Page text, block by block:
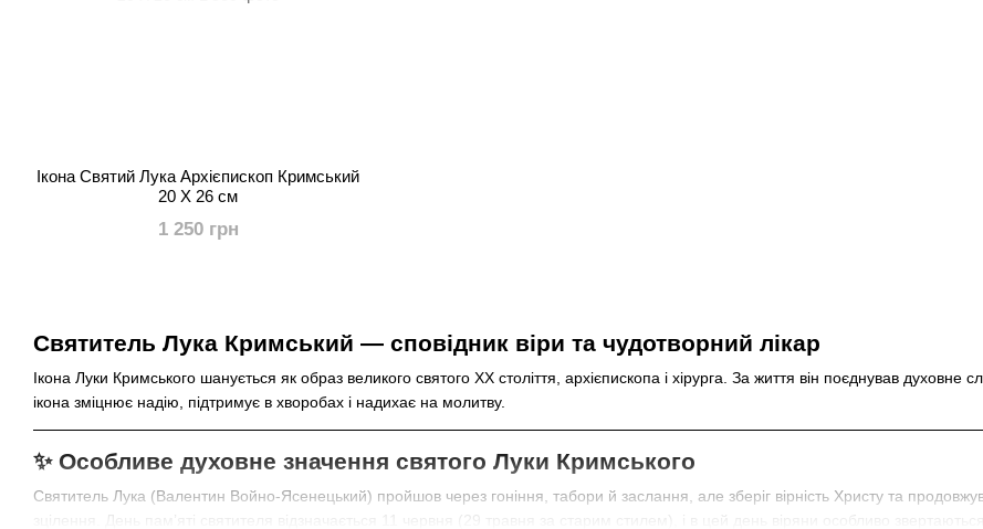
Святитель Лука Кримський — сповідник віри та чудотворний лікар
Ікона Луки Кримського шанується як образ великого святого ХХ століття, архієпископа і хірурга. За життя він поєднував
ікона зміцнює надію, підтримує в хворобах і надихає на молитву.
✨ Особливе духовне значення святого Луки Кримського
Святитель Лука (Валентин Войно-Ясенецький) пройшов через гоніння, табори й заслання, але зберіг вірність Христу та
зцілення. День пам’яті святителя відзначається 11 червня (29 травня за старим стилем), і в цей день віряни особливо
Ікона Святий Лука Архієпископ Кримський
20 Х 26 см
1 250 грн